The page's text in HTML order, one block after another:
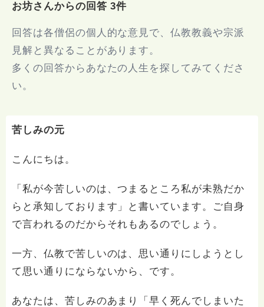
お坊さんからの回答 3件
回答は各僧侶の個人的な意見で、仏教教義や宗派
見解と異なることがあります。
多くの回答からあなたの人生を探してみてくださ
い。
苦しみの元
こんにちは。
「私が今苦しいのは、つまるところ私が未熟だか
らと承知しております」と書いています。ご自身
で言われるのだからそれもあるのでしょう。
一方、仏教で苦しいのは、思い通りにしようとし
て思い通りにならないから、です。
あなたは、苦しみのあまり「早く死んでしまいた